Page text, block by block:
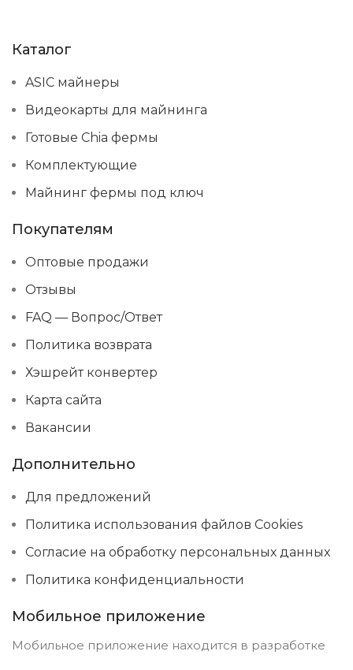
Каталог
ASIC майнеры
Видеокарты для майнинга
Готовые Chia фермы
Комплектующие
Майнинг фермы под ключ
Покупателям
Оптовые продажи
Отзывы
FAQ — Вопрос/Ответ
Политика возврата
Хэшрейт конвертер
Карта сайта
Вакансии
Дополнительно
Для предложений
Политика использования файлов Cookies
Согласие на обработку персональных данных
Политика конфиденциальности
Мобильное приложение
Мобильное приложение находится в разработке